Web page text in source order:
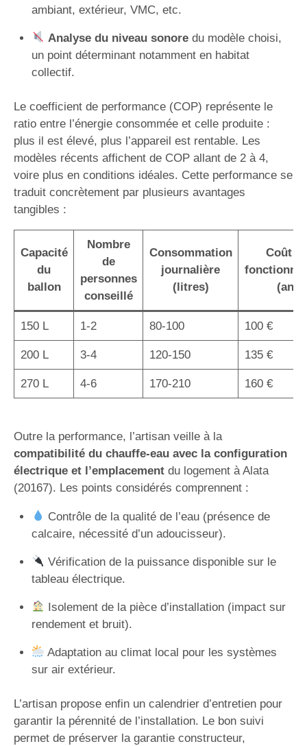
ambiant, extérieur, VMC, etc.
Analyse du niveau sonoredu modèle choisi,
un point déterminant notamment en habitat
collectif.
Le coefficient de performance (COP) représente le
ratio entre l’énergie consommée et celle produite :
plus il est élevé, plus l’appareil est rentable. Les
modèles récents affichent de COP allant de 2 à 4,
voire plus en conditions idéales. Cette performance se
traduit concrètement par plusieurs avantages
tangibles :
Capacité
du
ballon
Nombre
de
personnes
conseillé
Consommation
journalière
(litres)
Coût
(an)
150 L 1-2 80-100 100 €
200 L 3-4 120-150 135 €
270 L 4-6 170-210 160 €
Outre la performance, l’artisan veille à la
compatibilité du chauffe-eau avec la configuration
électrique et l’emplacement du logement à Alata
(20167). Les points considérés comprennent :
Contrôle de la qualité de l’eau (présence de
calcaire, nécessité d’un adoucisseur).
Vérification de la puissance disponible sur le
tableau électrique.
Isolement de la pièce d’installation (impact sur
rendement et bruit).
Adaptation au climat local pour les systèmes
sur air extérieur.
L’artisan propose enfin un calendrier d’entretien pour
garantir la pérennité de l’installation. Le bon suivi
permet de préserver la garantie constructeur,